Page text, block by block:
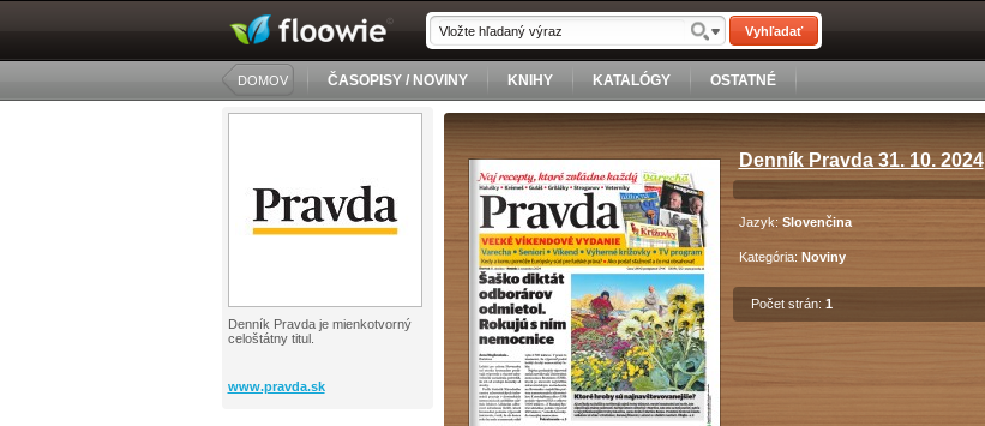
Vyhľadať
DOMOV ČASOPISY / NOVINY KNIHY KATALÓGY OSTATNÉ
Denník Pravda je mienkotvorný
celoštátny titul.
www.pravda.sk
Denník Pravda 31. 10. 2024
Jazyk: Slovenčina
Kategória: Noviny
Počet strán: 1